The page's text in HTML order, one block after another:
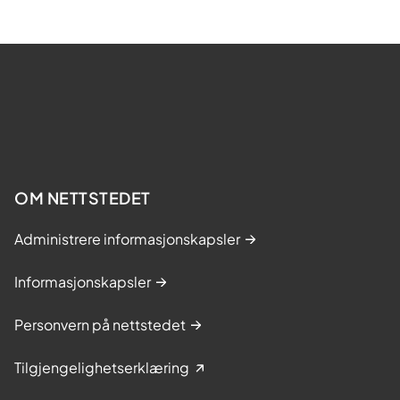
OM NETTSTEDET
Administrere informasjonskapsler
Informasjonskapsler
Personvern på nettstedet
Tilgjengelighetserklæring